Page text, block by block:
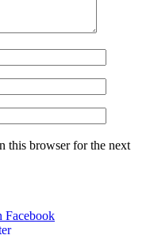
this browser for the next
Facebook